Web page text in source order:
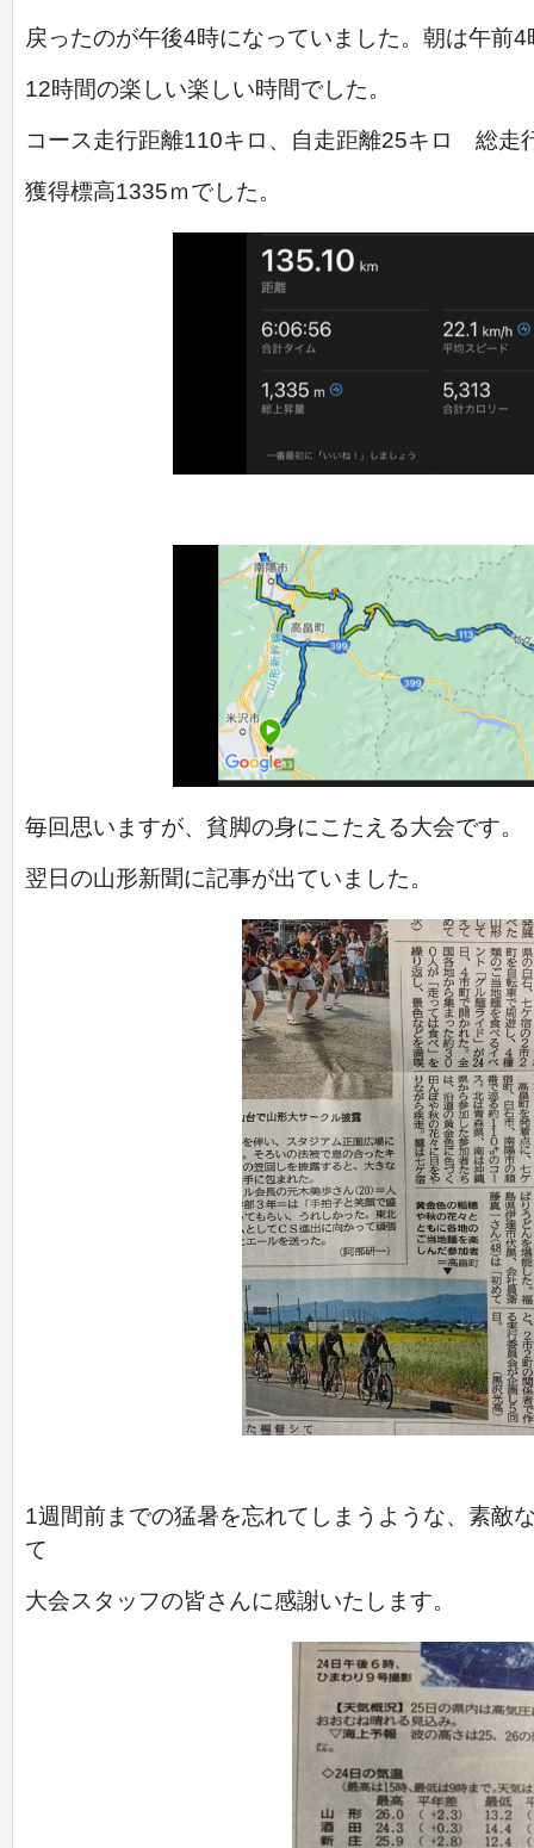
戻ったのが午後4時になっていました。朝は午前
12時間の楽しい楽しい時間でした。
コース走行距離110キロ、自走距離25キロ 総走
獲得標高1335ｍでした。
毎回思いますが、貧脚の身にこたえる大会です。
翌日の山形新聞に記事が出ていました。
1週間前までの猛暑を忘れてしまうような、素敵
て
大会スタッフの皆さんに感謝いたします。